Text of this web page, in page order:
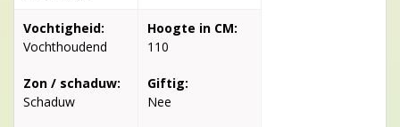
Vochtigheid:
Vochthoudend
Zon / schaduw:
Schaduw
Hoogte in CM:
110
Giftig:
Nee